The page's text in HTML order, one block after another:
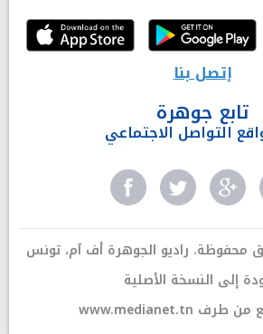
إتصل بنا
تابع جوهرة
التواصل الاجتماعي
إلى النسخة الأصلية
www.medianet.tn من طرف